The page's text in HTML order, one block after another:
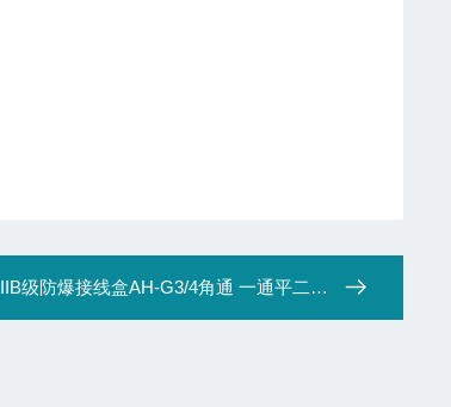
IIB级防爆接线盒AH-G3/4角通 一通平二通平